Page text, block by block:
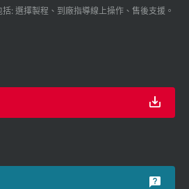
: 選擇製程、到廠指導線上操作、售後支援。